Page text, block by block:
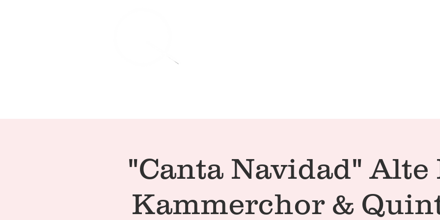
"Canta Navidad" Alte
Kammerchor &